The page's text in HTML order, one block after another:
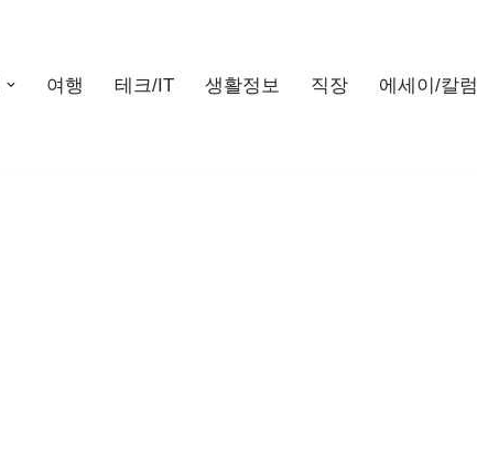
여행 테크/IT 생활정보 직장 에세이/칼럼